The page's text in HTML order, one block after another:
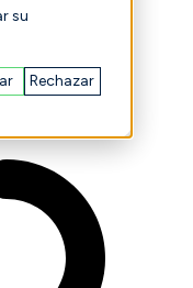
su
Rechazar